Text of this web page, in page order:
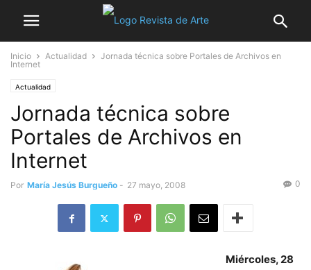
Inicio Actualidad
Jornada técnica sobre Portales de Archivos en
Internet
Actualidad
Jornada técnica sobre
Portales de Archivos en
Internet
Por María Jesús Burgueño - 27 mayo, 2008 0
Miércoles, 28